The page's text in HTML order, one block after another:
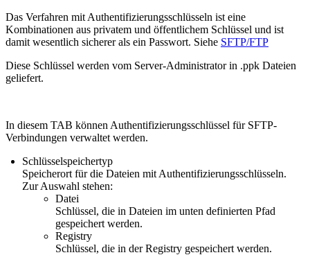
Das Verfahren mit Authentifizierungsschlüsseln ist eine
Kombinationen aus privatem und öffentlichem Schlüssel und ist
damit wesentlich sicherer als ein Passwort. Siehe SFTP/FTP
Diese Schlüssel werden vom Server-Administrator in .ppk Dateien
geliefert.
In diesem TAB können Authentifizierungsschlüssel für SFTP-
Verbindungen verwaltet werden.
Schlüsselspeichertyp
Speicherort für die Dateien mit Authentifizierungsschlüsseln.
Zur Auswahl stehen:
Datei
Schlüssel, die in Dateien im unten definierten Pfad
gespeichert werden.
Registry
Schlüssel, die in der Registry gespeichert werden.